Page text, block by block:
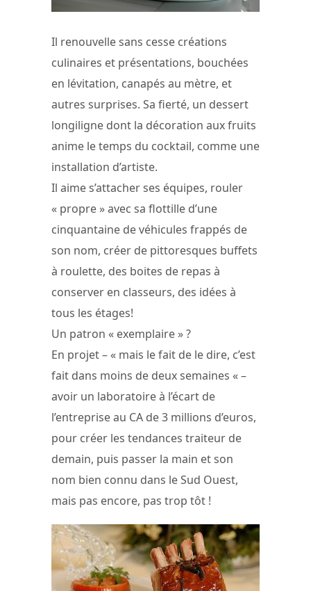
Il renouvelle sans cesse créations
culinaires et présentations, bouchées
en lévitation, canapés au mètre, et
autres surprises. Sa fierté, un dessert
longiligne dont la décoration aux fruits
anime le temps du cocktail, comme une
installation d’artiste.
Il aime s’attacher ses équipes, rouler
« propre » avec sa flottille d’une
cinquantaine de véhicules frappés de
son nom, créer de pittoresques buffets
à roulette, des boites de repas à
conserver en classeurs, des idées à
tous les étages!
Un patron « exemplaire » ?
En projet – « mais le fait de le dire, c’est
fait dans moins de deux semaines « –
avoir un laboratoire à l’écart de
l’entreprise au CA de 3 millions d’euros,
pour créer les tendances traiteur de
demain, puis passer la main et son
nom bien connu dans le Sud Ouest,
mais pas encore, pas trop tôt !